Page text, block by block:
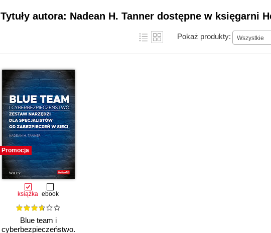
Tytuły autora: Nadean H. Tanner dostępne w księgarni
Pokaż produkty: Wszystkie
Promocja
książka ebook
Blue team i
cyberbezpieczeństwo.